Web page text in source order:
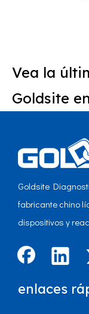
Vea la
Goldsite
Goldsite
fabricante chino
dispositivos y
enlaces